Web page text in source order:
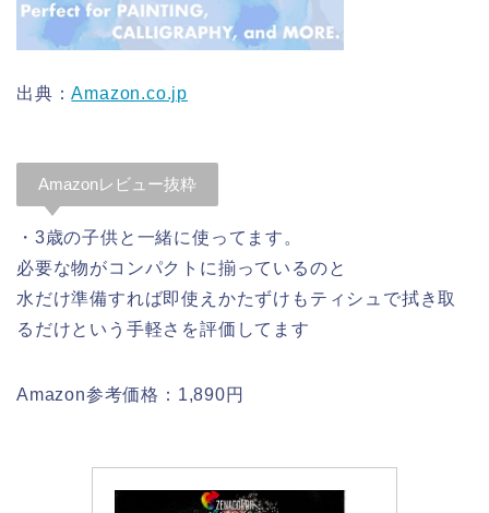
出典：Amazon.co.jp
Amazonレビュー抜粋
・3歳の子供と一緒に使ってます。
必要な物がコンパクトに揃っているのと
水だけ準備すれば即使えかたずけもティシュで拭き取
るだけという手軽さを評価してます
Amazon参考価格：1,890円